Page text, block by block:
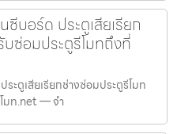
ซีบอร์ด ประตูเสียเรียก
บซ่อมประตูรีโมทถึงที่
ะตูเสียเรียกช่างซ่อมประตูรีโมท
มท.net — จำ